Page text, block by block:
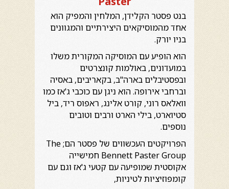
בנט פסטר הקלידן, המלחין והמפיק הוא
אחד מהמוסיקאים היצירתיים והמגוונים
בניו יורק.
הוא הופיע עם המוסיקה המקורית משלו
במועדונים, באולמות קונצרטים
ובפסטיבלים בארה"ב, בקאריבים, באסיה
וברחבי אירופה. הוא ניגן עם כוכבי ג'אז כמו
וואלאס רוני, קורט אלינג, ראפוס ריד, ביל
סטיוארט, בילי הארט ורבים וטובים
נוספים.
הפרויקטים העכשווים של פסטר הם; The
Bennett Paster Group חמישייה
אקוסטית שמופיעה עם קטעי ג'אז וגם עם
קומפוזיציות לטיניות,